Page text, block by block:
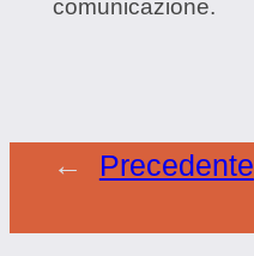
comunicazione.
←
Precedente